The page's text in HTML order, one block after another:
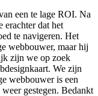
een te lage ROI. Na
erachter dat het
te navigeren. Het
webbouwer, maar hij
zijn we op zoek
We zijn
webbouwer is een
gestegen. Bedankt